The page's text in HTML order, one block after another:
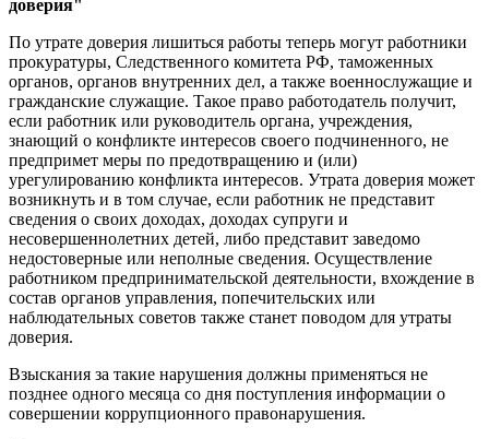
доверия"
По утрате доверия лишиться работы теперь могут работники
прокуратуры, Следственного комитета РФ, таможенных
органов, органов внутренних дел, а также военнослужащие и
гражданские служащие. Такое право работодатель получит,
если работник или руководитель органа, учреждения,
знающий о конфликте интересов своего подчиненного, не
предпримет меры по предотвращению и (или)
урегулированию конфликта интересов. Утрата доверия может
возникнуть и в том случае, если работник не представит
сведения о своих доходах, доходах супруги и
несовершеннолетних детей, либо представит заведомо
недостоверные или неполные сведения. Осуществление
работником предпринимательской деятельности, вхождение в
состав органов управления, попечительских или
наблюдательных советов также станет поводом для утраты
доверия.
Взыскания за такие нарушения должны применяться не
позднее одного месяца со дня поступления информации о
совершении коррупционного правонарушения.